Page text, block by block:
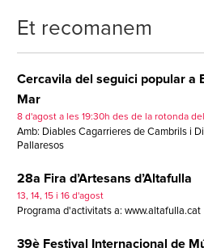
Et recomanem
Cercavila del seguici popular a
Mar
8 d'agost a les 19:30h des de la rotonda
Amb: Diables Cagarrieres de Cambrils i
Pallaresos
28a Fira d’Artesans d’Altafulla
13, 14, 15 i 16 d'agost
Programa d'activitats a: www.altafulla.cat
39è Festival Internacional de